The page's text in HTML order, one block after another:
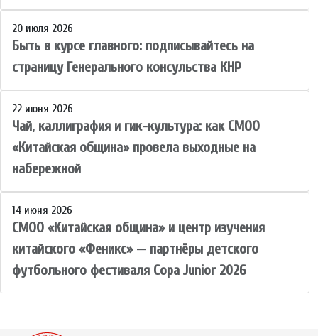
20 июля 2026
Быть в курсе главного: подписывайтесь на
страницу Генерального консульства КНР
22 июня 2026
Чай, каллиграфия и гик-культура: как СМОО
«Китайская община» провела выходные на
набережной
14 июня 2026
СМОО «Китайская община» и центр изучения
китайского «Феникс» — партнёры детского
футбольного фестиваля Copa Junior 2026